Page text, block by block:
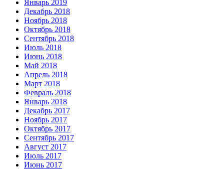
Январь 2019
Декабрь 2018
Ноябрь 2018
Октябрь 2018
Сентябрь 2018
Июль 2018
Июнь 2018
Май 2018
Апрель 2018
Март 2018
Февраль 2018
Январь 2018
Декабрь 2017
Ноябрь 2017
Октябрь 2017
Сентябрь 2017
Август 2017
Июль 2017
Июнь 2017